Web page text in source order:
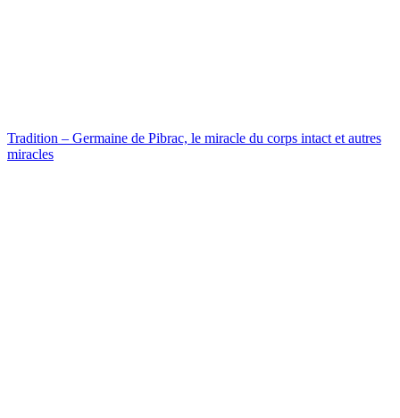
Tradition – Germaine de Pibrac, le miracle du corps intact et autres
miracles